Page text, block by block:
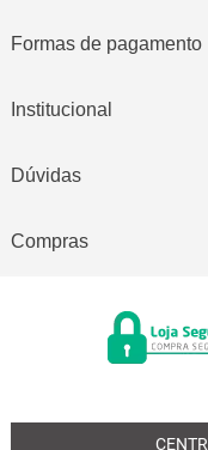
Formas de pagamento
Institucional
Dúvidas
Compras